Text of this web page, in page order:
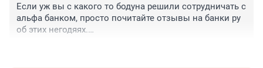
Если уж вы с какого то бодуна решили сотрудничать с
альфа банком, просто почитайте отзывы на банки ру
об этих негодяях.